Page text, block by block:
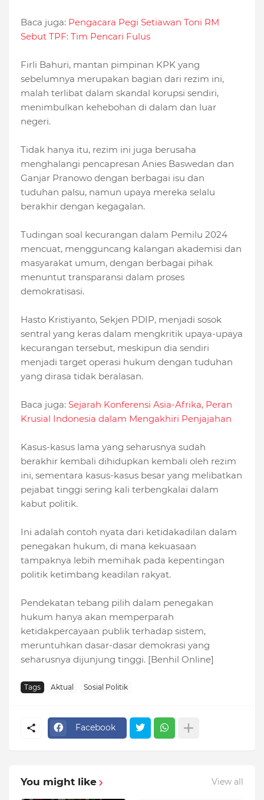
Baca juga: Pengacara Pegi Setiawan Toni RM
Sebut TPF: Tim Pencari Fulus
Firli Bahuri, mantan pimpinan KPK yang
sebelumnya merupakan bagian dari rezim ini,
malah terlibat dalam skandal korupsi sendiri,
menimbulkan kehebohan di dalam dan luar
negeri.
Tidak hanya itu, rezim ini juga berusaha
menghalangi pencapresan Anies Baswedan dan
Ganjar Pranowo dengan berbagai isu dan
tuduhan palsu, namun upaya mereka selalu
berakhir dengan kegagalan.
Tudingan soal kecurangan dalam Pemilu 2024
mencuat, mengguncang kalangan akademisi dan
masyarakat umum, dengan berbagai pihak
menuntut transparansi dalam proses
demokratisasi.
Hasto Kristiyanto, Sekjen PDIP, menjadi sosok
sentral yang keras dalam mengkritik upaya-upaya
kecurangan tersebut, meskipun dia sendiri
menjadi target operasi hukum dengan tuduhan
yang dirasa tidak beralasan.
Baca juga: Sejarah Konferensi Asia-Afrika, Peran
Krusial Indonesia dalam Mengakhiri Penjajahan
Kasus-kasus lama yang seharusnya sudah
berakhir kembali dihidupkan kembali oleh rezim
ini, sementara kasus-kasus besar yang melibatkan
pejabat tinggi sering kali terbengkalai dalam
kabut politik.
Ini adalah contoh nyata dari ketidakadilan dalam
penegakan hukum, di mana kekuasaan
tampaknya lebih memihak pada kepentingan
politik ketimbang keadilan rakyat.
Pendekatan tebang pilih dalam penegakan
hukum hanya akan memperparah
ketidakpercayaan publik terhadap sistem,
meruntuhkan dasar-dasar demokrasi yang
seharusnya dijunjung tinggi. [Benhil Online]
Tags Aktual Sosial Politik
Facebook
You might like View all